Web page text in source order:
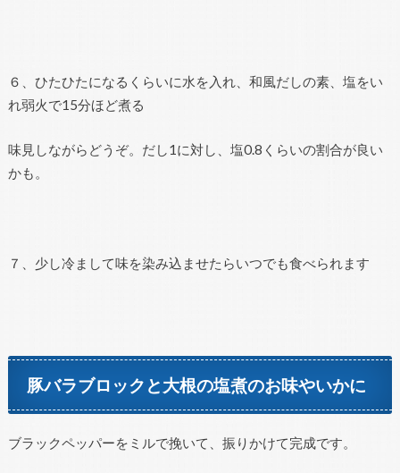
６、ひたひたになるくらいに水を入れ、和風だしの素、塩をい
れ弱火で15分ほど煮る
味見しながらどうぞ。だし1に対し、塩0.8くらいの割合が良い
かも。
７、少し冷まして味を染み込ませたらいつでも食べられます
豚バラブロックと大根の塩煮のお味やいかに
ブラックペッパーをミルで挽いて、振りかけて完成です。